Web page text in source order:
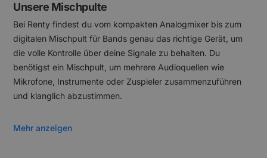
Unsere Mischpulte
Bei Renty findest du vom kompakten Analogmixer bis zum
digitalen Mischpult für Bands genau das richtige Gerät, um
die volle Kontrolle über deine Signale zu behalten. Du
benötigst ein Mischpult, um mehrere Audioquellen wie
Mikrofone, Instrumente oder Zuspieler zusammenzuführen
und klanglich abzustimmen.
Mehr anzeigen